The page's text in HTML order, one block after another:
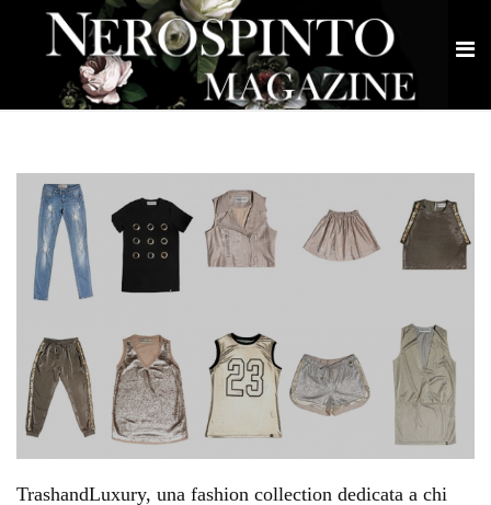
TrashandLuxury, una fashion collection dedicata a chi